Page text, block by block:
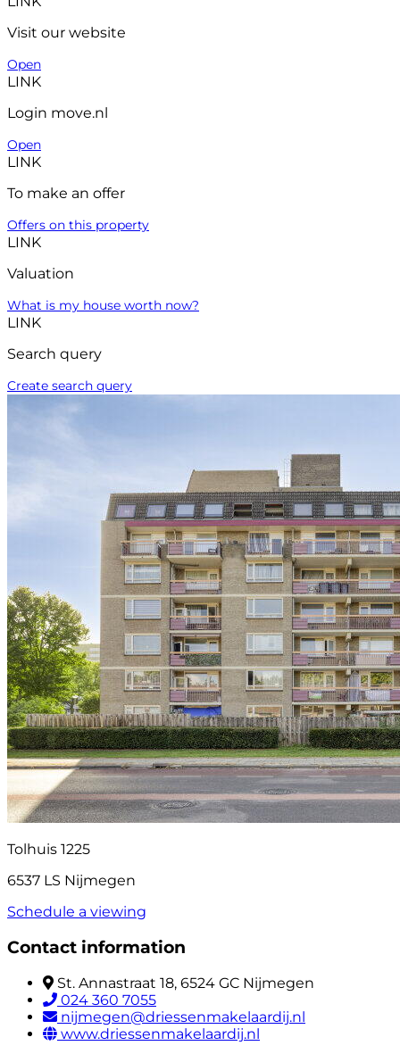
Visit our website
Open
LINK
Login move.nl
Open
LINK
To make an offer
Offers on this property
LINK
Valuation
What is my house worth now?
LINK
Search query
Create search query
Tolhuis 1225
6537 LS Nijmegen
Schedule a viewing
Contact information
St. Annastraat 18, 6524 GC Nijmegen
024 360 7055
nijmegen@driessenmakelaardij.nl
www.driessenmakelaardij.nl